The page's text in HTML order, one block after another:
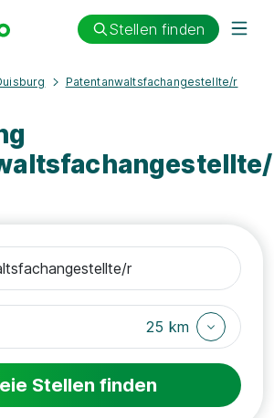
Stellen finden
Patentanwaltsfachangestellte/r
25 km
Stellen finden